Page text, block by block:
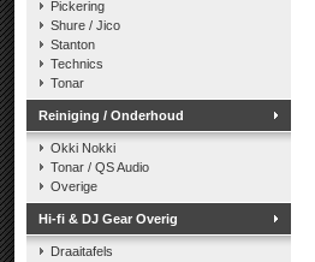
Pickering
Shure / Jico
Stanton
Technics
Tonar
Reiniging / Onderhoud
Okki Nokki
Tonar / QS Audio
Overige
Hi-fi & DJ Gear Overig
Draaitafels